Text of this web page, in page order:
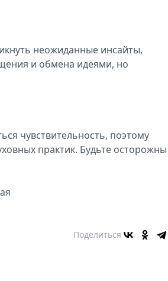
неожиданные инсайты,
и обмена идеями, но
чувствительность, поэтому
практик. Будьте осторожны
Поделиться